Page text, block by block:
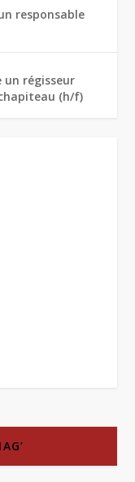
responsable
un régisseur
(h/f)